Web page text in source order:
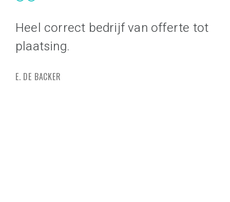
Heel correct bedrijf van offerte tot
plaatsing.
E. DE BACKER